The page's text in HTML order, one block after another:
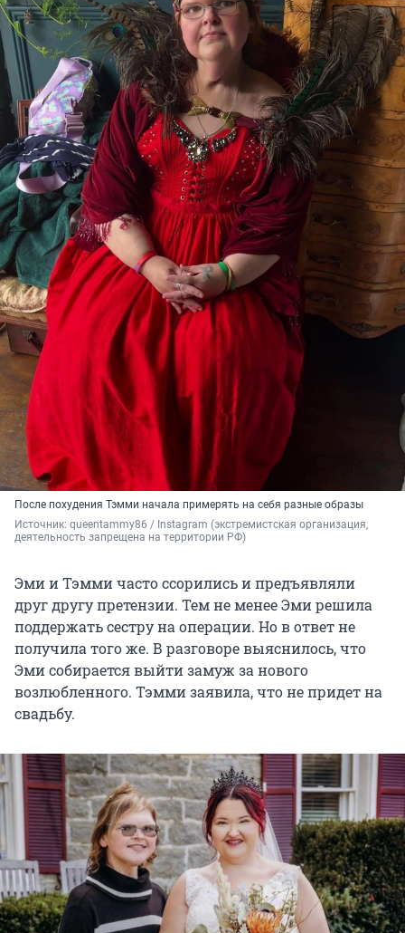
После похудения Тэмми начала примерять на себя разные образы
Источник: queentammy86 / Instagram (экстремистская организация,
деятельность запрещена на территории РФ)
Эми и Тэмми часто ссорились и предъявляли
друг другу претензии. Тем не менее Эми решила
поддержать сестру на операции. Но в ответ не
получила того же. В разговоре выяснилось, что
Эми собирается выйти замуж за нового
возлюбленного. Тэмми заявила, что не придет на
свадьбу.